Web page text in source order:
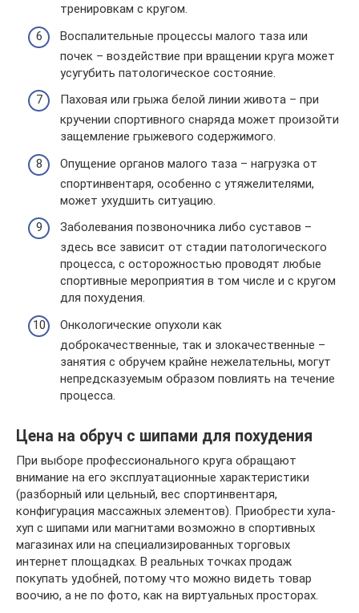
тренировкам с кругом.
Воспалительные процессы малого таза или
почек – воздействие при вращении круга может
усугубить патологическое состояние.
Паховая или грыжа белой линии живота – при
кручении спортивного снаряда может произойти
защемление грыжевого содержимого.
Опущение органов малого таза – нагрузка от
спортинвентаря, особенно с утяжелителями,
может ухудшить ситуацию.
Заболевания позвоночника либо суставов –
здесь все зависит от стадии патологического
процесса, с осторожностью проводят любые
спортивные мероприятия в том числе и с кругом
для похудения.
Онкологические опухоли как
доброкачественные, так и злокачественные –
занятия с обручем крайне нежелательны, могут
непредсказуемым образом повлиять на течение
процесса.
Цена на обруч с шипами для похудения
При выборе профессионального круга обращают
внимание на его эксплуатационные характеристики
(разборный или цельный, вес спортинвентаря,
конфигурация массажных элементов). Приобрести хула-
хуп с шипами или магнитами возможно в спортивных
магазинах или на специализированных торговых
интернет площадках. В реальных точках продаж
покупать удобней, потому что можно видеть товар
воочию, а не по фото, как на виртуальных просторах.